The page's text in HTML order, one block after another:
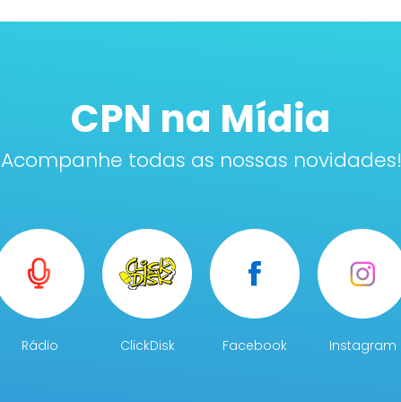
CPN na Mídia
Acompanhe todas as nossas novidades!
Rádio ClickDisk Facebook Instagram